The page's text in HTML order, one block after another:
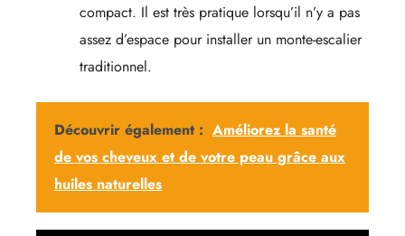
compact. Il est très pratique lorsqu’il n’y a pas
assez d’espace pour installer un monte-escalier
traditionnel.
Découvrir également : Améliorez la santé
de vos cheveux et de votre peau grâce aux
huiles naturelles